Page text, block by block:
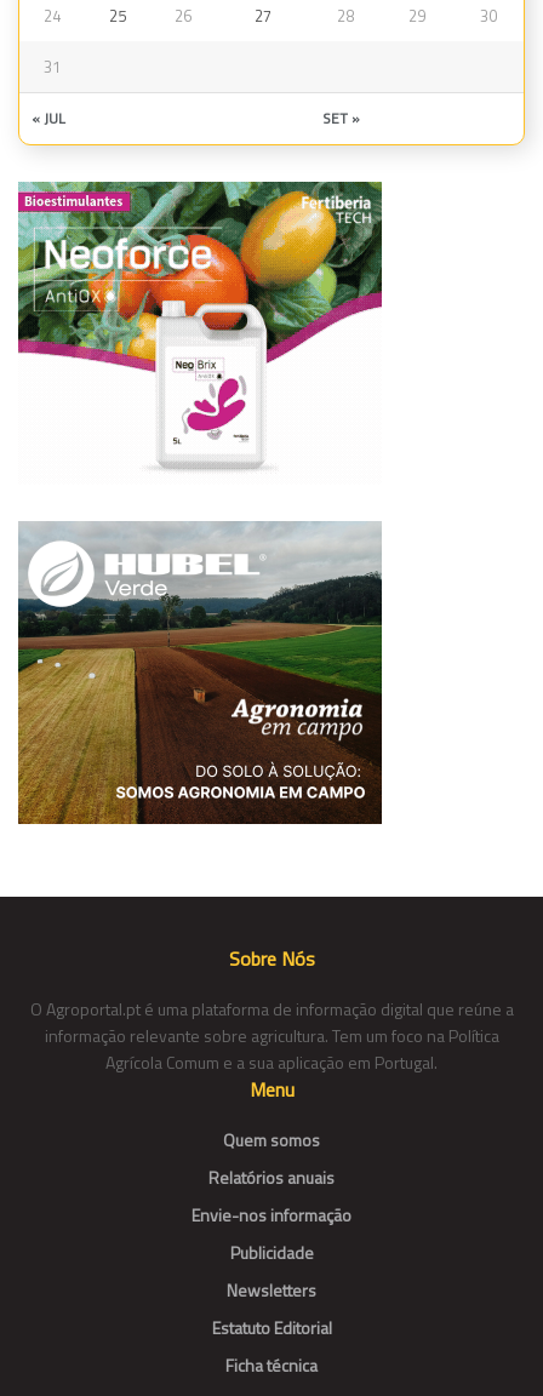
24 25 26 27 28 29 30
31
« JUL SET »
Sobre Nós
O Agroportal.pt é uma plataforma de informação digital que reúne a
informação relevante sobre agricultura. Tem um foco na Política
Agrícola Comum e a sua aplicação em Portugal.
Menu
Quem somos
Relatórios anuais
Envie-nos informação
Publicidade
Newsletters
Estatuto Editorial
Ficha técnica